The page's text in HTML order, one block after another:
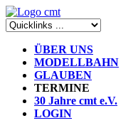
ÜBER UNS
MODELLBAHN
GLAUBEN
TERMINE
30 Jahre cmt e.V.
LOGIN